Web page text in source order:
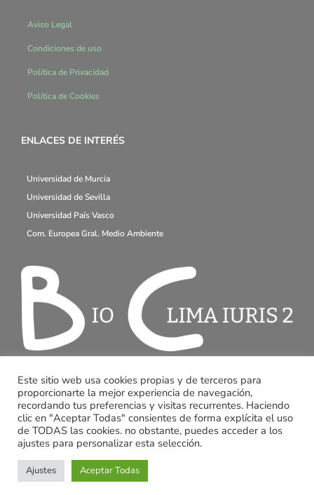
Aviso Legal
Condiciones de uso
Política de Privacidad
Política de Cookies
ENLACES DE INTERÉS
Universidad de Murcia
Universidad de Sevilla
Universidad País Vasco
Com. Europea Gral. Medio Ambiente
© Copyright 2022 | Proyecto BIOCLIMA iuris
Este sitio web usa cookies propias y de terceros para
proporcionarte la mejor experiencia de navegación,
recordando tus preferencias y visitas recurrentes. Haciendo
clic en "Aceptar Todas" consientes de forma explícita el uso
de TODAS las cookies. no obstante, puedes acceder a los
ajustes para personalizar esta selección.
Ajustes Aceptar Todas